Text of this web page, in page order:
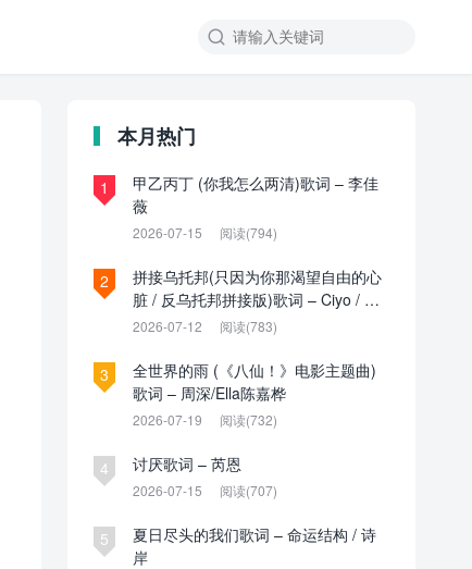

本月热门
1
甲乙丙丁 (你我怎么两清)歌词 – 李佳
薇
2026-07-15 阅读(794)
2
拼接乌托邦(只因为你那渴望自由的心
脏 / 反乌托邦拼接版)歌词 – Ciyo / 见
过夏天P / 乌托邦P
2026-07-12 阅读(783)
3
全世界的雨 (《八仙！》电影主题曲)
歌词 – 周深/Ella陈嘉桦
2026-07-19 阅读(732)
4 讨厌歌词 – 芮恩
2026-07-15 阅读(707)
5
夏日尽头的我们歌词 – 命运结构 / 诗
岸